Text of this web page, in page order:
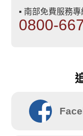
▪ 南部免費服務專
0800-